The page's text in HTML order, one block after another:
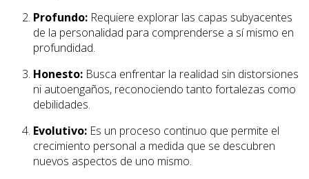
Profundo: Requiere explorar las capas subyacentes
de la personalidad para comprenderse a sí mismo en
profundidad.
Honesto: Busca enfrentar la realidad sin distorsiones
ni autoengaños, reconociendo tanto fortalezas como
debilidades.
Evolutivo: Es un proceso continuo que permite el
crecimiento personal a medida que se descubren
nuevos aspectos de uno mismo.